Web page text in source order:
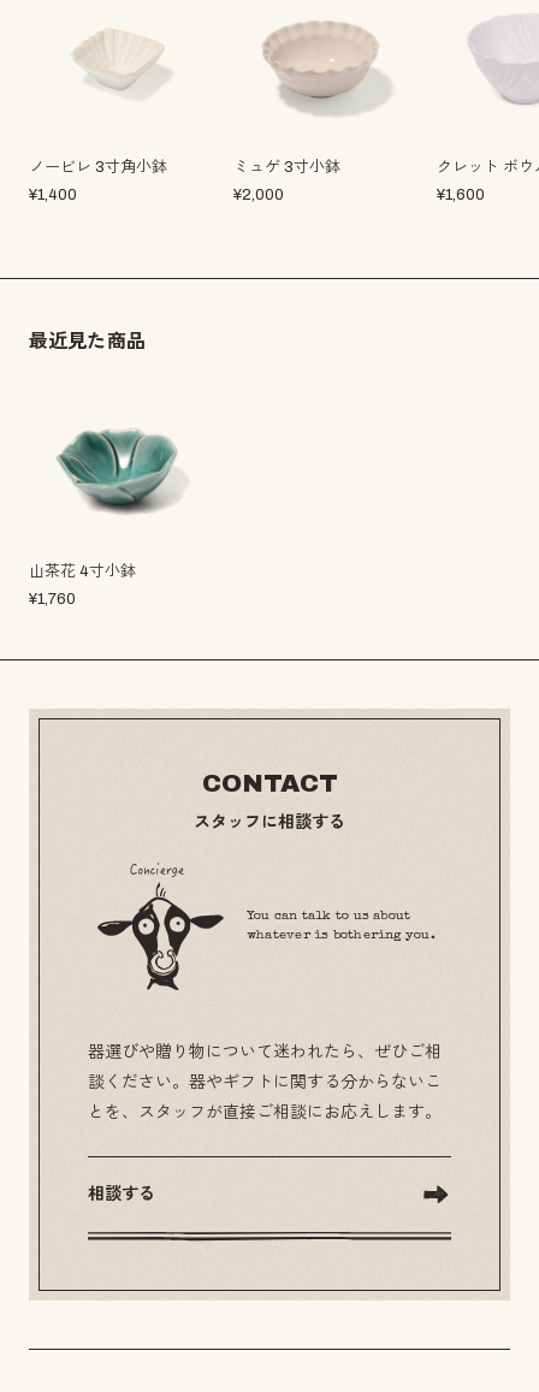
ノービレ 3寸角小鉢
¥1,400
ミュゲ 3寸小鉢
¥2,000
クレット ボウ
¥1,600
最近見た商品
山茶花 4寸小鉢
¥1,760
CONTACT
スタッフに相談する
You can talk to us about
whatever is bothering you.
器選びや贈り物について迷われたら、ぜひご相
談ください。器やギフトに関する分からないこ
とを、スタッフが直接ご相談にお応えします。
相談する